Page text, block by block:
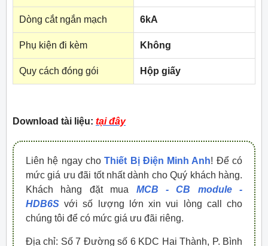
Dòng cắt ngắn mạch 6kA
Phụ kiện đi kèm Không
Quy cách đóng gói Hộp giấy
Download tài liệu: tại đây
Liên hệ ngay choThiết Bị Điện Minh Anh! Để có
mức giá ưu đãi tốt nhất dành cho Quý khách hàng.
Khách hàng đặt mua MCB - CB module -
HDB6S với số lượng lớn xin vui lòng call cho
chúng tôi để có mức giá ưu đãi riêng.
Địa chỉ: Số 7 Đường số 6 KDC Hai Thành, P. Bình